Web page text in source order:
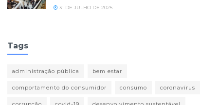
31 DE JULHO DE 2025
Tags
administração pública bem estar
comportamento do consumidor consumo coronavírus